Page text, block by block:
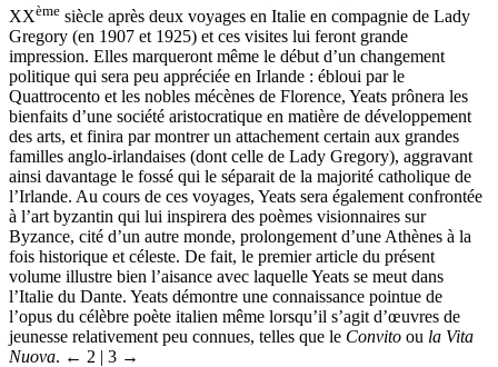
Cependant, Yeats découvrira tout un passé européen au début du
XXèmesiècle après deux voyages en Italie en compagnie de Lady
Gregory (en 1907 et 1925) et ces visites lui feront grande
impression. Elles marqueront même le début d’un changement
politique qui sera peu appréciée en Irlande : ébloui par le
Quattrocento et les nobles mécènes de Florence, Yeats prônera les
bienfaits d’une société aristocratique en matière de développement
des arts, et finira par montrer un attachement certain aux grandes
familles anglo-irlandaises (dont celle de Lady Gregory), aggravant
ainsi davantage le fossé qui le séparait de la majorité catholique de
l’Irlande. Au cours de ces voyages, Yeats sera également confrontée
à l’art byzantin qui lui inspirera des poèmes visionnaires sur
Byzance, cité d’un autre monde, prolongement d’une Athènes à la
fois historique et céleste. De fait, le premier article du présent
volume illustre bien l’aisance avec laquelle Yeats se meut dans
l’Italie du Dante. Yeats démontre une connaissance pointue de
l’opus du célèbre poète italien même lorsqu’il s’agit d’œuvres de
jeunesse relativement peu connues, telles que le